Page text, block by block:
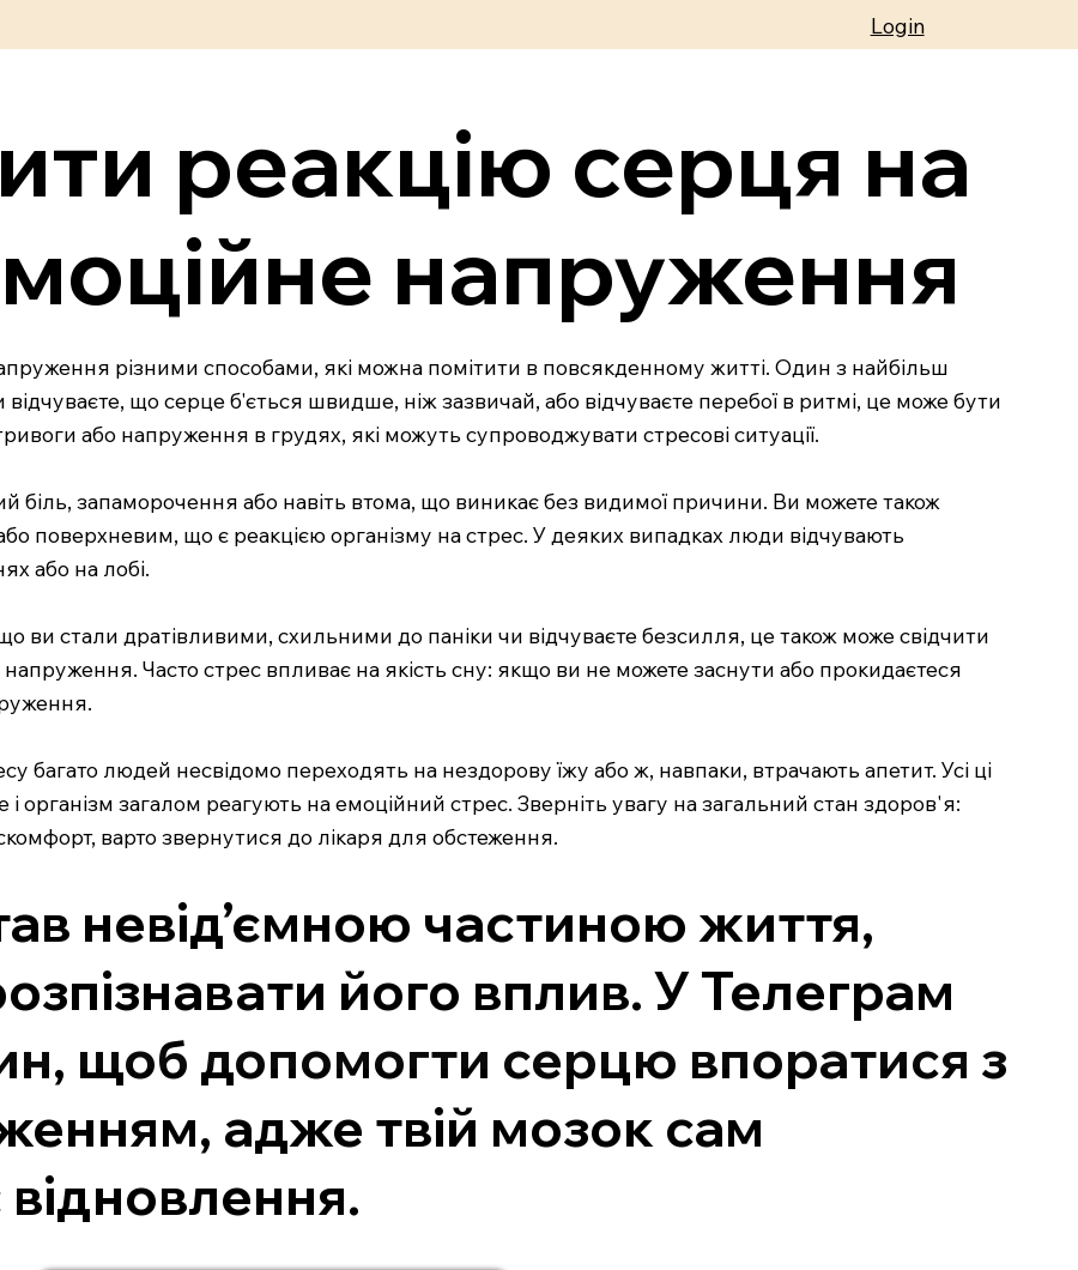
Login
реакцію серця на
напруження
різними способами, які можна помітити в повсякденному житті. Один з найбільш
що серце б'ється швидше, ніж зазвичай, або відчуваєте перебої в ритмі, це може бути
або напруження в грудях, які можуть супроводжувати стресові ситуації.
біль, запаморочення або навіть втома, що виникає без видимої причини. Ви можете також
поверхневим, що є реакцією організму на стрес. У деяких випадках люди відчувають
або на лобі.
ви стали дратівливими, схильними до паніки чи відчуваєте безсилля, це також може свідчити
Часто стрес впливає на якість сну: якщо ви не можете заснути або прокидаєтеся
багато людей несвідомо переходять на нездорову їжу або ж, навпаки, втрачають апетит. Усі ці
організм загалом реагують на емоційний стрес. Зверніть увагу на загальний стан здоров'я:
варто звернутися до лікаря для обстеження.
невід’ємною частиною життя,
його вплив. У Телеграм
щоб допомогти серцю впоратися з
адже твій мозок сам